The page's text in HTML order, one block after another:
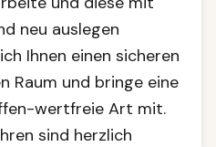
neu auslegen
Ihnen einen sicheren
Raum und bringe eine
wertfreie Art mit.
sind herzlich